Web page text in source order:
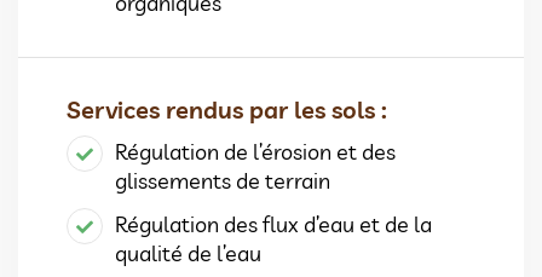
Services rendus par les sols :
Régulation de l’érosion et des
glissements de terrain
Régulation des flux d’eau et de la
qualité de l’eau